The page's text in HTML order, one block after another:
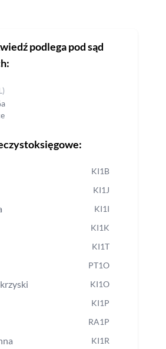
podlega pod sąd
:
)
KI1B
KI1J
KI1I
KI1K
KI1T
PT1O
KI1O
KI1P
RA1P
KI1R